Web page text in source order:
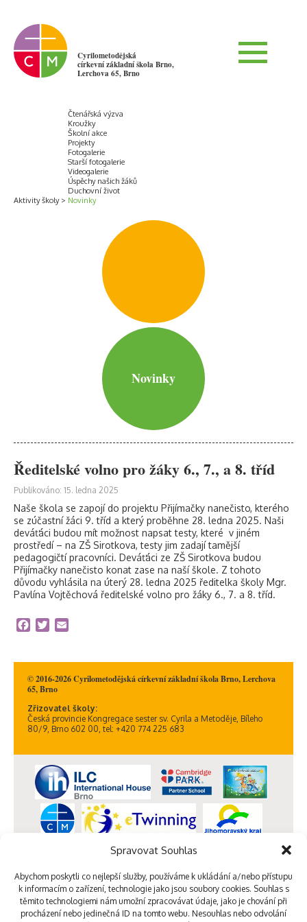
Spravovat Souhlas
Abychom poskytli co nejlepší služby, používáme k ukládání a/nebo přístupu
k informacím o zařízení, technologie jako jsou soubory cookies. Souhlas s
těmito technologiemi nám umožní zpracovávat údaje, jako je chování při
procházení nebo jedinečná ID na tomto webu. Nesouhlas nebo odvolání
Cyrilometodějská
církevní základní škola Brno,
Lerchova 65, Brno
Aktivity školy
Čtenářská výzva
Kroužky
Školní akce
Projekty
Fotogalerie
Starší fotogalerie
Videogalerie
Úspěchy našich žáků
Duchovní život
Novinky
Novinky
Ředitelské volno pro žáky 6., 7., a 8. tříd
Publikováno: 15. ledna 2025
Naše škola se zapojí do projektu Přijímačky nanečisto, kterého
se zúčastní žáci 9. tříd a který proběhne 28. ledna 2025. Naši
deváťáci budou mít možnost napsat testy, které v jiném
prostředí – na ZŠ Sirotkova, testy jim zadají tamější
pedagogičtí pracovníci. Deváťáci ze ZŠ Sirotkova budou
Přijímačky nanečisto konat zase na naší škole. Z tohoto
důvodu vyhlásila na úterý 28. ledna 2025 ředitelka školy Mgr.
Pavlína Vojtěchová ředitelské volno pro žáky 6., 7. a 8. tříd.
Facebook
Twitter
© 2016-2026 Cyrilometodějská církevní základní škola Brno, Lerchova
65, Brno
Zřizovatel školy:
Česká provincie Kongregace sester sv. Cyrila a Metoděje, Bíleho
80/9, Brno 602 00, tel: +420 774 225 683